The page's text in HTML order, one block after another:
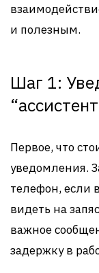
и полезным.
Шаг 1:
Первое, что
уведомления.
телефон, если
видеть на
важное
задержку в